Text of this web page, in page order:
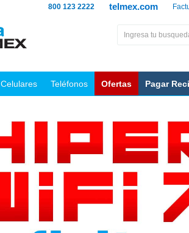
telmex.com
800 123 2222
Celulares Teléfonos Ofertas Pagar